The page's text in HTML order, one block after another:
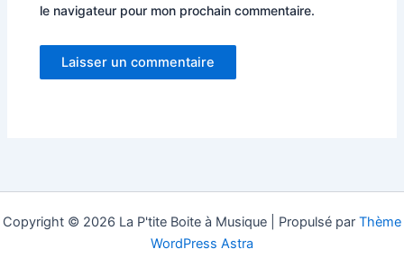
le navigateur pour mon prochain commentaire.
Copyright © 2026 La P'tite Boite à Musique | Propulsé par Thème
WordPress Astra